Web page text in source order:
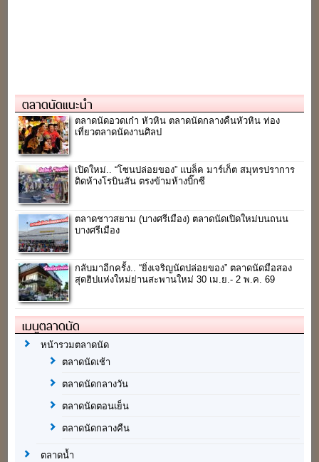
ตลาดนัดแนะนำ
ตลาดนัดอวดเก๋า หัวหิน ตลาดนัดกลางคืนหัวหิน ท่อง
เที่ยวตลาดนัดงานศิลป
เปิดใหม่.. “โซนปล่อยของ” แบล็ค มาร์เก็ต สมุทรปราการ
ติดห้างโรบินสัน ตรงข้ามห้างบิ๊กซี
ตลาดชาวสยาม (บางศรีเมือง) ตลาดนัดเปิดใหม่บนถนน
บางศรีเมือง
กลับมาอีกครั้ง.. “ยิ่งเจริญนัดปล่อยของ” ตลาดนัดมือสอง
สุดฮิปแห่งใหม่ย่านสะพานใหม่ 30 เม.ย.- 2 พ.ค. 69
เมนูตลาดนัด
หน้ารวมตลาดนัด
ตลาดนัดเช้า
ตลาดนัดกลางวัน
ตลาดนัดตอนเย็น
ตลาดนัดกลางคืน
ตลาดน้ำ